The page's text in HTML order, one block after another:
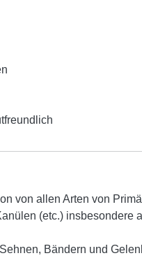
von allen Arten von
(etc.)
Bändern und